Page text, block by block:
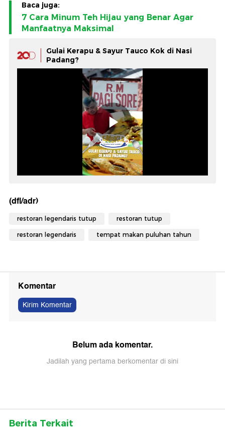
Baca juga:
7 Cara Minum Teh Hijau yang Benar Agar
Manfaatnya Maksimal
Gulai Kerapu & Sayur Tauco Kok di Nasi
Padang?
(dfl/adr)
restoran legendaris tutup restoran tutup
restoran legendaris tempat makan puluhan tahun
Komentar
Kirim Komentar
Belum ada komentar.
Jadilah yang pertama berkomentar di sini
Berita Terkait